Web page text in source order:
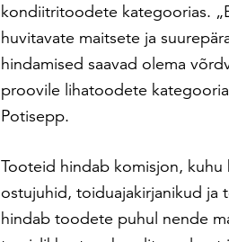
kondiitritoodete kategoorias.
huvitavate maitsete ja
hindamised saavad olema
proovile lihatoodete
Potisepp.
Tooteid hindab komisjon,
ostujuhid, toiduajakirjanikud ja
hindab toodete puhul nende